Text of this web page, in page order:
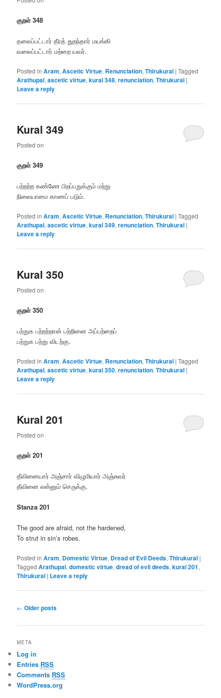
குறள் 348
தலைப்பட்டார் தீரத் துறந்தார் மயங்கி
வலைப்பட்டார் மற்றை யவர்.
Posted in Aram,Ascetic Virtue, Renunciation,Thirukural |Tagged
Arathupal,ascetic virtue,kural 348,renunciation,Thirukural |
Leave a reply
Kural 349
Posted on
குறள் 349
பற்றற்ற கண்ணே பிறப்பறுக்கும் மற்று
நிலையாமை காணப் படும்.
Posted in Aram,Ascetic Virtue, Renunciation,Thirukural |Tagged
Arathupal,ascetic virtue,kural 349,renunciation,Thirukural |
Leave a reply
Kural 350
Posted on
குறள் 350
பற்றுக பற்றற்றான் பற்றினை அப்பற்றைப்
பற்றுக பற்று விடற்கு.
Posted in Aram,Ascetic Virtue, Renunciation,Thirukural |Tagged
Arathupal,ascetic virtue,kural 350,renunciation,Thirukural |
Leave a reply
Kural 201
Posted on
குறள் 201
தீவினையார் அஞ்சார் விழுமியார் அஞ்சுவர்
தீவினை என்னும் செருக்கு.
Stanza 201
The good are afraid, not the hardened,
To strut in sin’s robes.
Posted in Aram, Domestic Virtue, Dread of Evil Deeds,Thirukural |
Tagged Arathupal,domestic virtue,dread of evil deeds,kural 201,
Thirukural | Leave a reply
Post
← Older posts
META
Log in
Entries RSS
Comments RSS
WordPress.org